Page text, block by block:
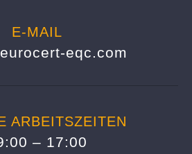
E-MAIL
eqc.com
ARBEITSZEITEN
– 17:00